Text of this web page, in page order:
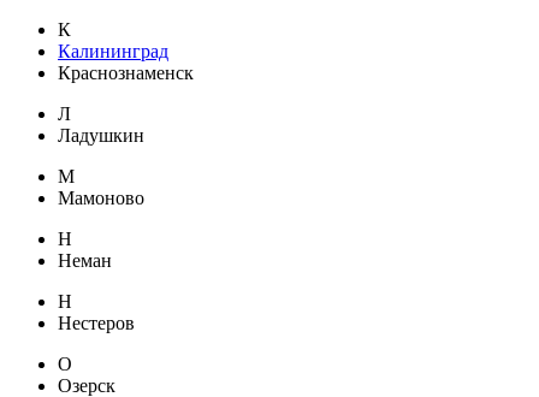
К
Калининград
Краснознаменск
Л
Ладушкин
М
Мамоново
Н
Неман
Н
Нестеров
О
Озерск